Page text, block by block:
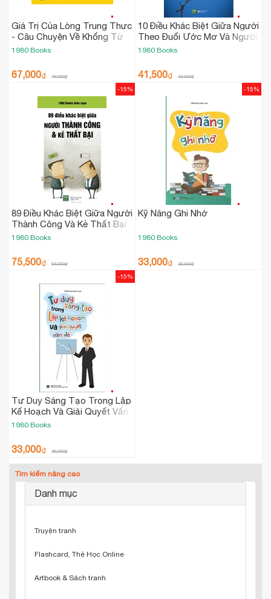
Giá Trị Của Lòng Trung Thực
- Câu Chuyện Về Khổng Tử
1980 Books
67,000₫ 79,000₫
10 Điều Khác Biệt Giữa Người
Theo Đuổi Ước Mơ Và Người
Giết Chết Ước Mơ
1980 Books
41,500₫ 49,000₫
89 Điều Khác Biệt Giữa Người
Thành Công Và Kẻ Thất Bại
1980 Books
75,500₫ 89,000₫
-15%
Kỹ Năng Ghi Nhớ
1980 Books
33,000₫ 39,000₫
-15%
Tư Duy Sáng Tạo Trong Lập
Kế Hoạch Và Giải Quyết Vấn
Đề
1980 Books
33,000₫ 39,000₫
-15%
Tìm kiếm nâng cao
Danh mục
Truyện tranh
Flashcard, Thẻ Học Online
Artbook & Sách tranh